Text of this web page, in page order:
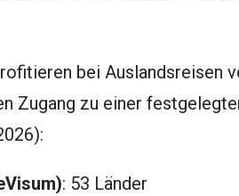
bei Auslandsreisen
Zugang zu einer
: 53 Länder